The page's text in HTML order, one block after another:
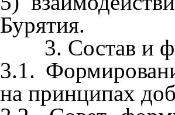
Бурятия.
3. Состав и
3.1.
на принципах